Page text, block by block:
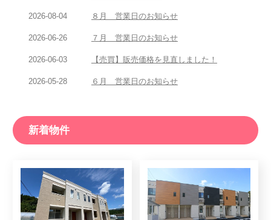
2026-08-04 ８月 営業日のお知らせ
2026-06-26 ７月 営業日のお知らせ
2026-06-03 【売買】販売価格を見直しました！
2026-05-28 ６月 営業日のお知らせ
新着物件